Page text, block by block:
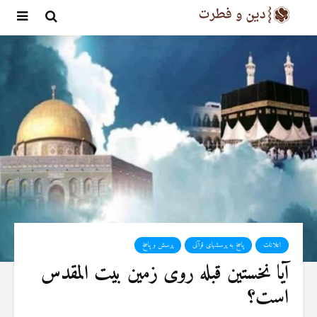
اعلانات پاسخ به پرسشهای قرآنی پرسش و پاسخ
آیا نخستین قبله روی زمین بیت المقدس
است؟